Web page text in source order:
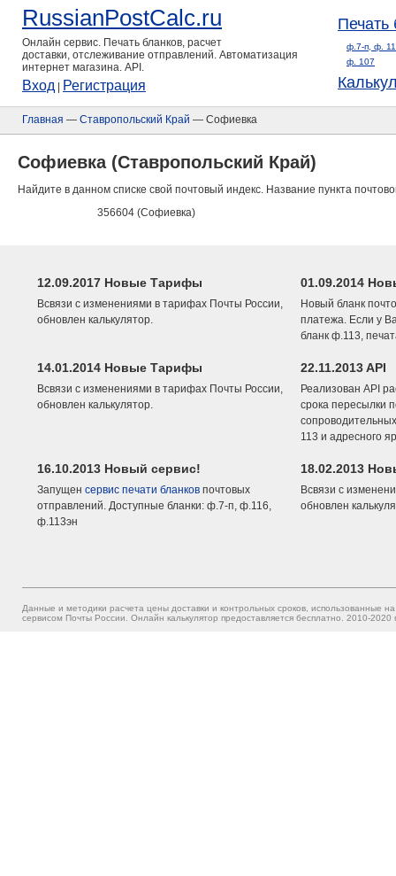
RussianPostCalc.ru
Онлайн сервис. Печать бланков, расчет
доставки, отслеживание отправлений. Автоматизация
интернет магазина. API.
Вход Регистрация
Печать
ф.7-п, ф.
ф. 107
Главная — Ставропольский Край — Софиевка
Софиевка (Ставропольский Край)
Найдите в данном списке свой почтовый индекс. Название пункта
356604 (Софиевка)
12.09.2017 Новые Тарифы
Всвязи с изменениями в тарифах Почты России,
обновлен калькулятор.
01.09.2014
Новый бланк
платежа. Если у
бланк ф.113,
14.01.2014 Новые Тарифы
Всвязи с изменениями в тарифах Почты России,
обновлен калькулятор.
22.11.2013 API
Реализован API
срока пересылки
113 и адресного
16.10.2013 Новый сервис!
Запущен сервис печати бланков почтовых
отправлений. Доступные бланки: ф.7-п, ф.116,
ф.113эн
18.02.2013
Всвязи с
обновлен
Данные и методики расчета цены доставки и контрольных сроков, использованные
сервисом Почты России. Онлайн калькулятор предоставляется бесплатно. 2010-2020